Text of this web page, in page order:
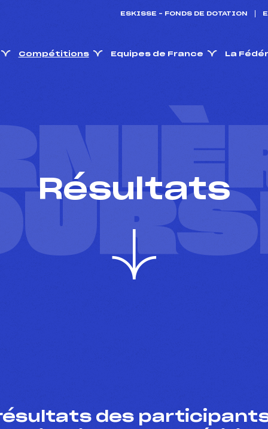
ESKISSE – FONDS DE DOTATION
Compétitions Equipes de France La
Résultats
des participants